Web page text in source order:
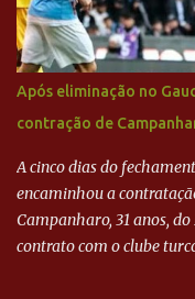
Após eliminação no
contração de
A cinco dias do
encaminhou a
Campanharo, 31 anos,
contrato com o clube